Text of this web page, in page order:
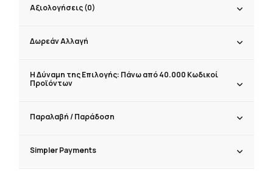
Αξιολογήσεις (0)
Δωρεάν Αλλαγή
Η Δύναμη της Επιλογής: Πάνω από 40.000 Κωδικοί
Προϊόντων
Παραλαβή / Παράδoση
Simpler Payments